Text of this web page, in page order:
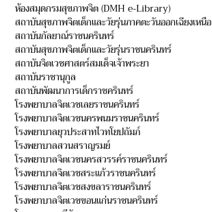
ห้องสมุดกรมสุขภาพจิต (DMH e-Library)
สถาบันสุขภาพจิตเด็กและวัยรุ่นภาคตะวันออกเฉียงเหนือ
สถาบันกัลยาณ์ราชนครินทร์
สถาบันสุขภาพจิตเด็กและวัยรุ่นราชนครินทร์
สถาบันจิตเวชศาสตร์สมเด็จเจ้าพระยา
สถาบันราชานุกูล
สถาบันพัฒนาการเด็กราชครินทร์
โรงพยาบาลจิตเวชเลยราชนครินทร์
โรงพยาบาลจิตเวชนครพนมราชนครินทร์
โรงพยาบาลยุวประสาทไวทโยปถัมภ์
โรงพยาบาลสวนสราญรมย์
โรงพยาบาลจิตเวชนครสวรรค์ราชนครินทร์
โรงพยาบาลจิตเวชสระแก้วราชนครินทร์
โรงพยาบาลจิตเวชสงขลาราชนครินทร์
โรงพยาบาลจิตเวชขอนแก่นราชนครินทร์